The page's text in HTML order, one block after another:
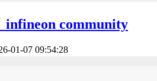
community
01-07 09:54:28